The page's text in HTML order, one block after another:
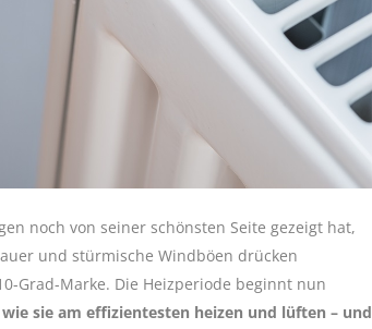
noch von seiner schönsten Seite gezeigt hat,
und stürmische Windböen drücken
Grad-Marke. Die Heizperiode beginnt nun
sie am effizientesten heizen und lüften – und